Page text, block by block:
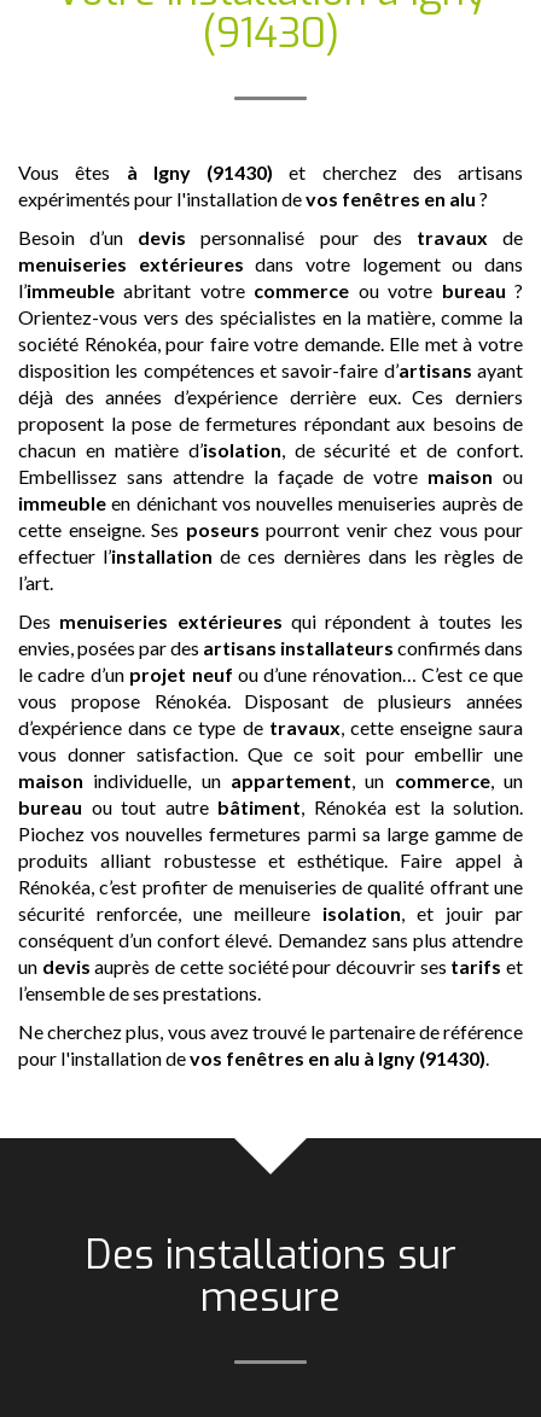
(91430)
Vous êtes à Igny (91430) et cherchez des artisans
expérimentés pour l'installation devos fenêtres en alu ?
Besoin d’un devis personnalisé pour des travaux de
menuiseries extérieures dans votre logement ou dans
l’immeuble abritant votre commerce ou votre bureau ?
Orientez-vous vers des spécialistes en la matière, comme la
société Rénokéa, pour faire votre demande. Elle met à votre
disposition les compétences et savoir-faire d’artisans ayant
déjà des années d’expérience derrière eux. Ces derniers
proposent la pose de fermetures répondant aux besoins de
chacun en matière d’isolation , de sécurité et de confort.
Embellissez sans attendre la façade de votre maison ou
immeuble en dénichant vos nouvelles menuiseries auprès de
cette enseigne. Ses poseurs pourront venir chez vous pour
effectuer l’installation de ces dernières dans les règles de
l’art.
Des menuiseries extérieures qui répondent à toutes les
envies, posées par des artisans installateurs confirmés dans
le cadre d’un projet neuf ou d’une rénovation… C’est ce que
vous propose Rénokéa. Disposant de plusieurs années
d’expérience dans ce type de travaux , cette enseigne saura
vous donner satisfaction. Que ce soit pour embellir une
maison individuelle, un appartement , un commerce, un
bureau ou tout autre bâtiment , Rénokéa est la solution.
Piochez vos nouvelles fermetures parmi sa large gamme de
produits alliant robustesse et esthétique. Faire appel à
Rénokéa, c’est profiter de menuiseries de qualité offrant une
sécurité renforcée, une meilleure isolation , et jouir par
conséquent d’un confort élevé. Demandez sans plus attendre
un devis auprès de cette société pour découvrir ses tarifs et
l’ensemble de ses prestations.
Ne cherchez plus, vous avez trouvé le partenaire de référence
pour l'installation devos fenêtres en alu à Igny (91430)
Des installations sur
mesure